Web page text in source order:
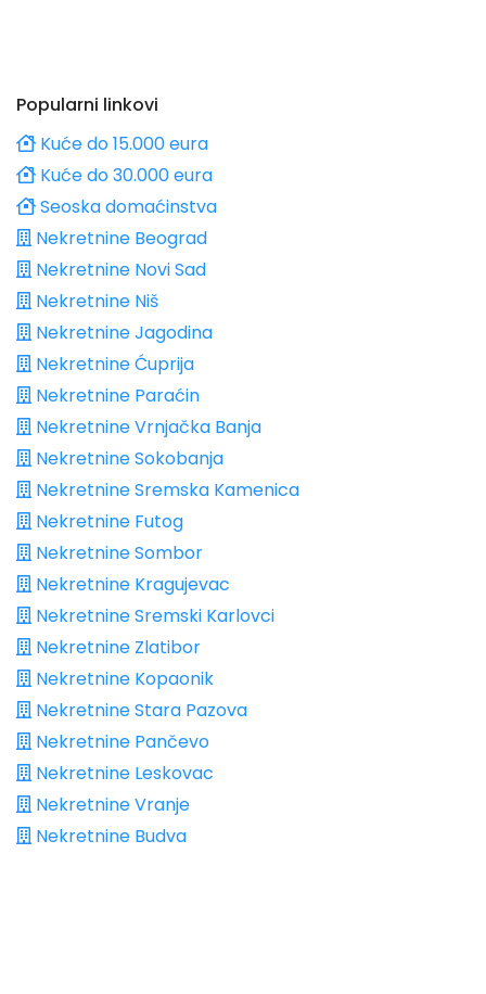
Popularni linkovi
Kuće do 15.000 eura
Kuće do 30.000 eura
Seoska domaćinstva
Nekretnine Beograd
Nekretnine Novi Sad
Nekretnine Niš
Nekretnine Jagodina
Nekretnine Ćuprija
Nekretnine Paraćin
Nekretnine Vrnjačka Banja
Nekretnine Sokobanja
Nekretnine Sremska Kamenica
Nekretnine Futog
Nekretnine Sombor
Nekretnine Kragujevac
Nekretnine Sremski Karlovci
Nekretnine Zlatibor
Nekretnine Kopaonik
Nekretnine Stara Pazova
Nekretnine Pančevo
Nekretnine Leskovac
Nekretnine Vranje
Nekretnine Budva